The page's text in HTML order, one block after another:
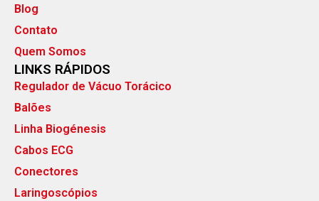
Blog
Contato
Quem Somos
LINKS RÁPIDOS
Regulador de Vácuo Torácico
Balões
Linha Biogénesis
Cabos ECG
Conectores
Laringoscópios